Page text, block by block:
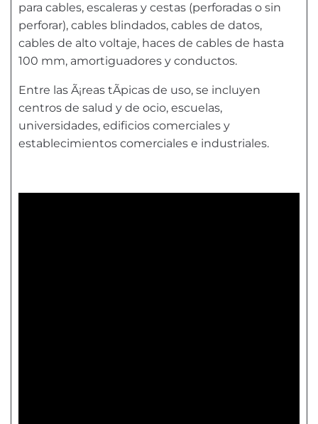
para cables, escaleras y cestas (perforadas o sin
perforar), cables blindados, cables de datos,
cables de alto voltaje, haces de cables de hasta
100 mm, amortiguadores y conductos.
Entre las Ã¡reas tÃ­picas de uso, se incluyen
centros de salud y de ocio, escuelas,
universidades, edificios comerciales y
establecimientos comerciales e industriales.